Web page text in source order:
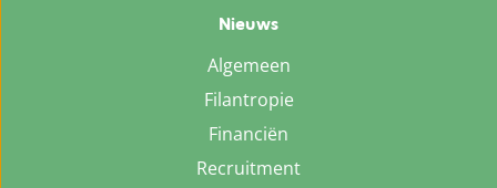
Nieuws
Algemeen
Filantropie
Financiën
Recruitment